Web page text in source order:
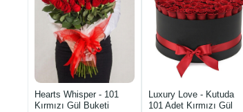
Hearts Whisper - 101
Kırmızı Gül Buketi
Luxury Love - Kutuda
101 Adet Kırmızı Gül